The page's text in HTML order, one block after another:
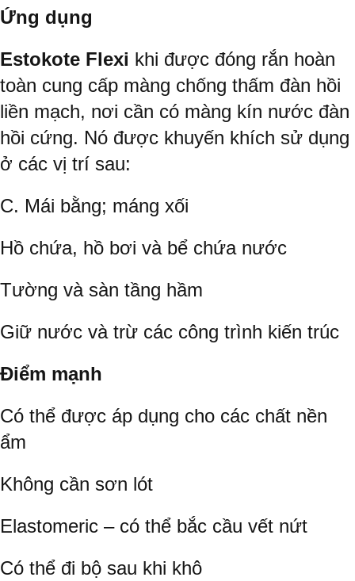
Ứng dụng
Estokote Flexi khi được đóng rắn hoàn
toàn cung cấp màng chống thấm đàn hồi
liền mạch, nơi cần có màng kín nước đàn
hồi cứng. Nó được khuyến khích sử dụng
ở các vị trí sau:
C. Mái bằng; máng xối
Hồ chứa, hồ bơi và bể chứa nước
Tường và sàn tầng hầm
Giữ nước và trừ các công trình kiến trúc
Điểm mạnh
Có thể được áp dụng cho các chất nền
ẩm
Không cần sơn lót
Elastomeric – có thể bắc cầu vết nứt
Có thể đi bộ sau khi khô